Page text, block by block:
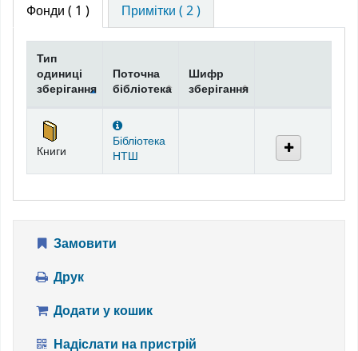
Фонди ( 1 ) Примітки ( 2 )
Тип
одиниці
зберігання
Поточна
бібліотека
Шифр
зберігання
Книги
Бібліотека
НТШ
Замовити
Друк
Додати у кошик
Надіслати на пристрій